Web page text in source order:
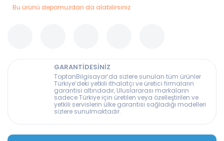
Bu ürünü depomuzdan da alabilirsiniz
GARANTİDESİNİZ
ToptanBilgisayar’da sizlere sunulan tüm ürünler
Türkiye’deki yetkili ithalatçı ve üretici firmaların
garantisi altındadır, Uluslararası markaların
sadece Türkiye için üretilen veya özelleştirilen ve
yetkili servislerin ülke garantisi sağladığı modelleri
sizlere sunulmaktadır.